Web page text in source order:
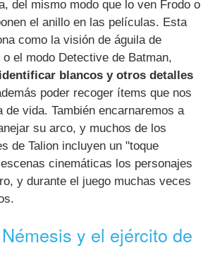
del mismo modo que lo ven Frodo o
el anillo en las películas. Esta
como la visión de águila de
o el modo Detective de Batman,
blancos y otros detalles
poder recoger ítems que nos
de vida. También encarnaremos a
su arco, y muchos de los
de Talion incluyen un "toque
cinemáticas los personajes
y durante el juego muchas veces
y el ejército de